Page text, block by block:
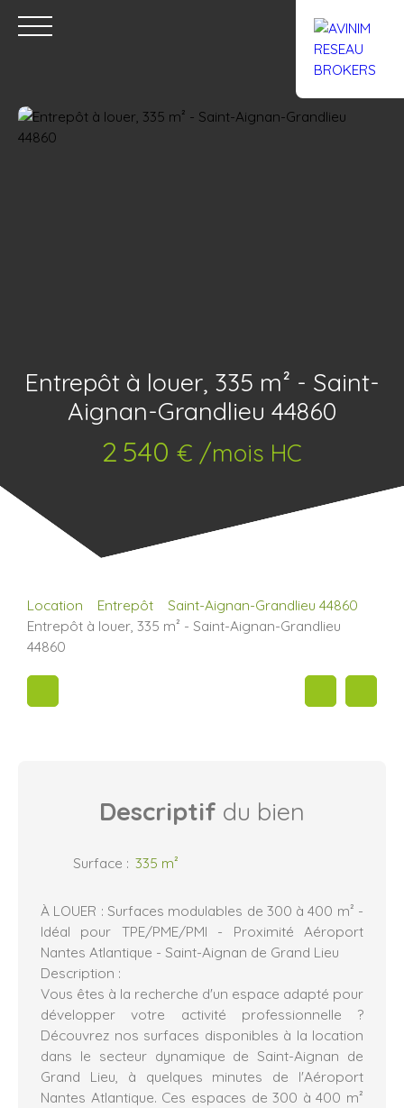
Entrepôt à louer, 335 m² - Saint-
Aignan-Grandlieu 44860
2 540 € /mois HC
Location Entrepôt
Saint-Aignan-Grandlieu 44860
Entrepôt à louer, 335 m² - Saint-Aignan-Grandlieu
44860
Descriptif du bien
Surface : 335 m²
À LOUER : Surfaces modulables de 300 à 400 m² -
Idéal pour TPE/PME/PMI - Proximité Aéroport
Nantes Atlantique - Saint-Aignan de Grand Lieu
Description :
Vous êtes à la recherche d'un espace adapté pour
développer votre activité professionnelle ?
Découvrez nos surfaces disponibles à la location
dans le secteur dynamique de Saint-Aignan de
Grand Lieu, à quelques minutes de l'Aéroport
Nantes Atlantique. Ces espaces de 300 à 400 m²